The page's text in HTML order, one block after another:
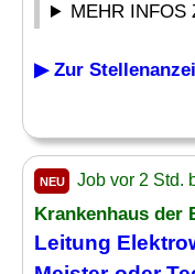
MEHR INFOS
▶ Zur
NEU Job vor 2 Std.
Krankenhaus der
Leitung